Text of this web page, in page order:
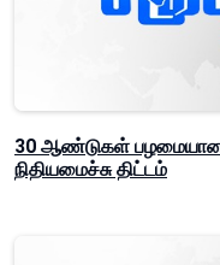
30 ஆண்டுகள்
நிதியமைச்சு திட்டம்